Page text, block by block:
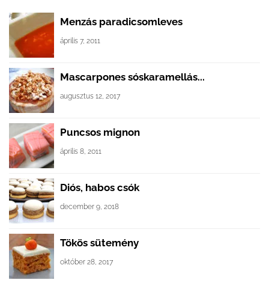
Menzás paradicsomleves
április 7, 2011
Mascarpones sóskaramellás...
augusztus 12, 2017
Puncsos mignon
április 8, 2011
Diós, habos csók
december 9, 2018
Tökös sütemény
október 28, 2017